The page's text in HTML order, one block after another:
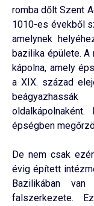
romba dőlt Szent
1010-es évekből
amelynek
bazilika épülete. A
kápolna, amely
a XIX. század
épségben
De nem csak
évig épített
Bazilikában
falszerkezete.